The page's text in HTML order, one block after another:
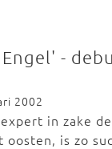
-
2002
in zake
oosten, is zo